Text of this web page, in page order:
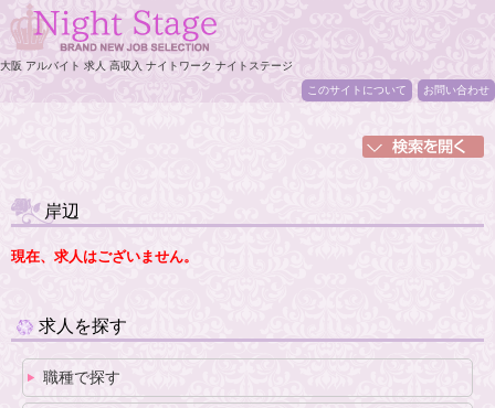
大阪 アルバイト 求人 高収入 ナイトワーク ナイトステージ
このサイトについて
お問い合わせ
岸辺
現在、求人はございません。
求人を探す
職種で探す